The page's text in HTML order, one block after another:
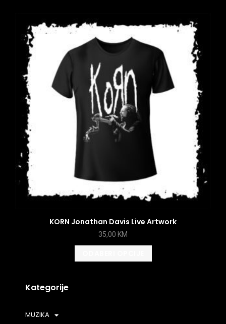
Kategorije
MUZIKA
KORN Jonathan Davis Live Artwork
35,00 KM